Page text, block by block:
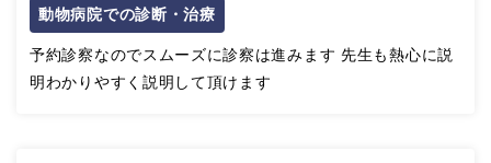
動物病院での診断・治療
予約診察なのでスムーズに診察は進みます 先生も熱心に説
明わかりやすく説明して頂けます